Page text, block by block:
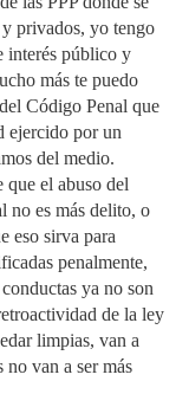
privados, yo tengo
interés público y
más te puedo
Código Penal que
ejercido por un
del medio.
que el abuso del
no es más delito, o
eso sirva para
penalmente,
ya no son
de la ley
limpias, van a
no van a ser más